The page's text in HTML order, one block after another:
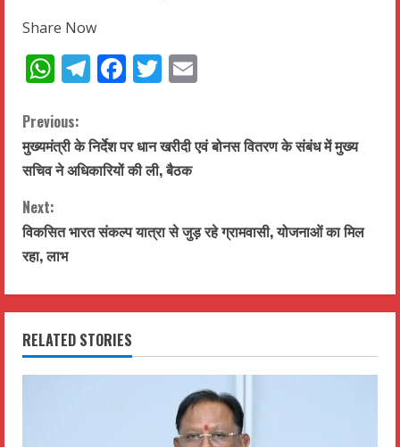
Share Now
WhatsApp
Telegram
Facebook
Twitter
C
o
n
t
n
u
Previous:
मुख्यमंत्री के निर्देश पर धान खरीदी एवं बोनस वितरण के संबंध में मुख्य
सचिव ने अधिकारियों की ली, बैठक
Next:
विकसित भारत संकल्प यात्रा से जुड़ रहे ग्रामवासी, योजनाओं का मिल
रहा, लाभ
RELATED STORIES